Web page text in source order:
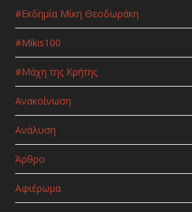
#Εκδημία Μίκη Θεοδωράκη
#Μikis100
#Μάχη της Κρήτης
Ανακοίνωση
Ανάλυση
Άρθρο
Αφιέρωμα